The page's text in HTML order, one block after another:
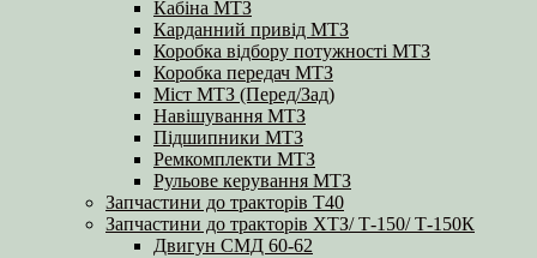
Кабіна МТЗ
Карданний привід МТЗ
Коробка відбору потужності МТЗ
Коробка передач МТЗ
Міст МТЗ (Перед/Зад)
Навішування МТЗ
Підшипники МТЗ
Ремкомплекти МТЗ
Рульове керування МТЗ
Запчастини до тракторів Т40
Запчастини до тракторів ХТЗ/ Т-150/ Т-150К
Двигун СМД 60-62